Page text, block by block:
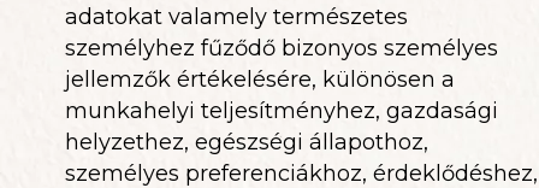
adatokat valamely természetes
személyhez fűződő bizonyos személyes
jellemzők értékelésére, különösen a
munkahelyi teljesítményhez, gazdasági
helyzethez, egészségi állapothoz,
személyes preferenciákhoz, érdeklődéshez,